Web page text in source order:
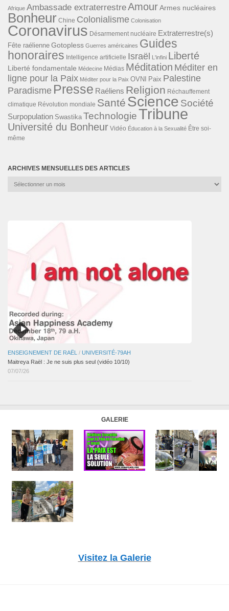
Afrique Ambassade extraterrestreAmourArmes nucléaires
Bonheur Chine Colonialisme Colonisation
Coronavirus Désarmement nucléaire Extraterrestre(s)
Fête raélienne Gotopless Guerres américaines Guides
honoraires Intelligence artificielle Israël L'infini Liberté
Liberté fondamentale Médecine Médias Méditation Méditer en
ligne pour la Paix Méditer pour la Paix OVNI Paix Palestine
Paradisme Presse Raéliens Religion Réchauffement
climatique Révolution mondiale Santé Science Société
Surpopulation Swastika TechnologieTribune
Université du Bonheur Vidéo Éducation à la Sexualité Être soi-
même
ARCHIVES MENSUELLES DES ARTICLES
Archives
ENSEIGNEMENT DE RAËL / UNIVERSITÉ-79AH
Maitreya Raël : Je ne suis plus seul (vidéo 10/10)
07/07/26
GALERIE
Visitez la Galerie